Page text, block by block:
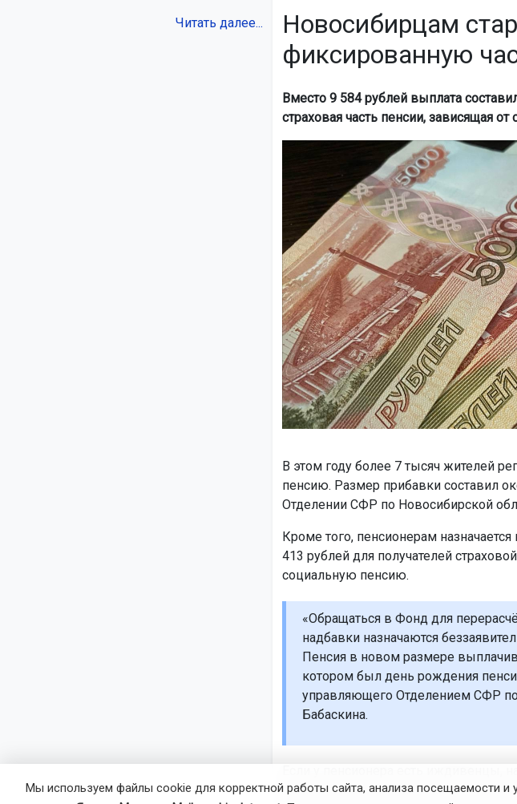
Читать далее...
Новосибирцам
фиксированную
Вместо 9 584 рублей выплата
страховая часть пенсии, зависящая от
В этом году более 7 тысяч жителей
пенсию. Размер прибавки составил
Отделении СФР по Новосибирской
Кроме того, пенсионерам
413 рублей для получателей
социальную пенсию.
«Обращаться в Фонд для
надбавки назначаются
Пенсия в новом размере
котором был день рождения
управляющего Отделением СФР
Бабаскина.
увеличивается. Для этого нужно
Мы используем файлы cookie для корректной работы сайта, анализа посещаемости и